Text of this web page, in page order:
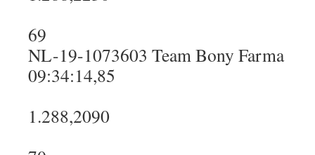
69
NL-19-1073603 Team Bony Farma
09:34:14,85
1.288,2090